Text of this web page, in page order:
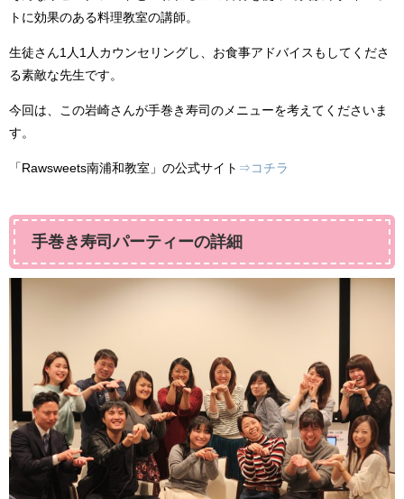
トに効果のある料理教室の講師。
生徒さん1人1人カウンセリングし、お食事アドバイスもしてくださ
る素敵な先生です。
今回は、この岩崎さんが手巻き寿司のメニューを考えてくださいま
す。
「Rawsweets南浦和教室」の公式サイト ⇒コチラ
手巻き寿司パーティーの詳細